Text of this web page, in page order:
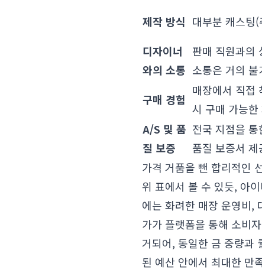
제작 방식 대부분 캐스팅
디자이너
와의 소통
판매 직원과의
소통은 거의 불
구매 경험
매장에서 직접
시 구매 가능
A/S 및 품
질 보증
전국 지점을
품질 보증서 제
가격 거품을 뺀 합리적인
위 표에서 볼 수 있듯, 아
에는 화려한 매장 운영비,
가가 플랫폼을 통해 소비
거되어, 동일한 금 중량과
된 예산 안에서 최대한 만